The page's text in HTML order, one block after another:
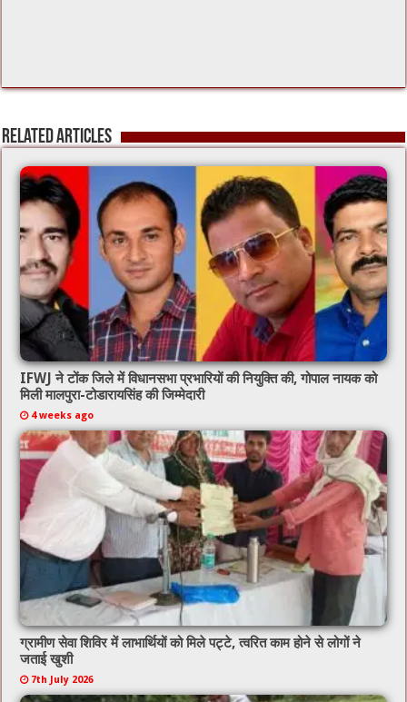
Related Articles
IFWJ ने टोंक जिले में विधानसभा प्रभारियों की नियुक्ति की, गोपाल नायक को
मिली मालपुरा-टोडारायसिंह की जिम्मेदारी
4 weeks ago
ग्रामीण सेवा शिविर में लाभार्थियों को मिले पट्टे, त्वरित काम होने से लोगों ने
जताई खुशी
7th July 2026